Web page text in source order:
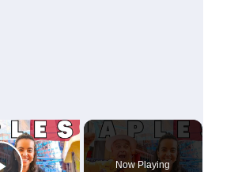
×
Now Playing